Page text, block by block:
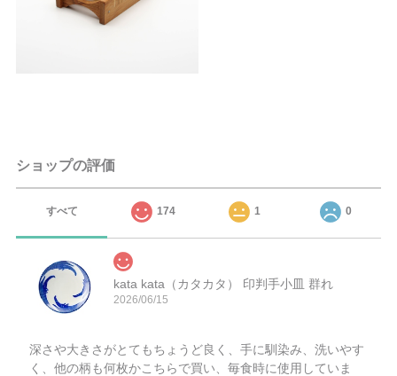
ショップの評価
すべて 174 1 0
kata kata（カタカタ） 印判手小皿 群れ
2026/06/15
深さや大きさがとてもちょうど良く、手に馴染み、洗いやす
く、他の柄も何枚かこちらで買い、毎食時に使用していま